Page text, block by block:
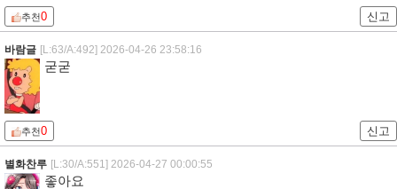
추천0 신고
바람글 [L:63/A:492] 2026-04-26 23:58:16
굳굳
추천0 신고
별화찬루 [L:30/A:551] 2026-04-27 00:00:55
좋아요